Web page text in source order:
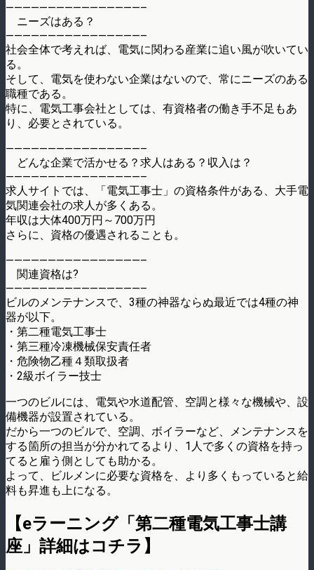
————————————————–
ニーズはある？
————————————————–
社会全体で考えれば、電気に関わる産業に追い風が吹いてい
る。
そして、電気を使わない企業はないので、常にニーズのある
職種である。
特に、電気工事会社としては、有資格者の働き手不足もあ
り、必要とされている。
————————————————–
どんな企業で活かせる？求人はある？収入は？
————————————————–
求人サイトでは、「電気工事士」の資格条件がある、大手電
気関連会社の求人が多くある。
年収は大体400万円～700万円
さらに、資格の優遇されることも。
————————————————–
関連資格は?
————————————————–
ビルのメンテナンスで、3種の神器ならぬ最近では4種の神
器が以下。
・第二種電気工事士
・第三種冷凍機械保安責任者
・危険物乙種４類取扱者
・2級ボイラー技士
一つのビルには、電気や水道配管、空調と様々な機械や、設
備機器が設置されている。
だから一つのビルで、空調、ボイラーなど、メンテナンスを
する箇所の担当が分かれてるより、1人で多くの資格を持っ
てると雇う側としても助かる。
よって、ビルメンに必要な資格を、より多くもっていると給
料も昇進も上になる。
【eラーニング「第二種電気工事士講
座」詳細はコチラ】